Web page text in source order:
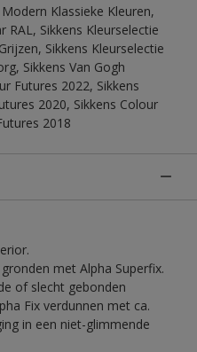
Modern Klassieke Kleuren,
RAL, Sikkens Kleurselectie
Sikkens Kleurselectie
Sikkens Van Gogh
Futures 2022, Sikkens
2020, Sikkens Colour
2018
met Alpha Superfix.
of slecht gebonden
Fix verdunnen met ca.
in een niet-glimmende